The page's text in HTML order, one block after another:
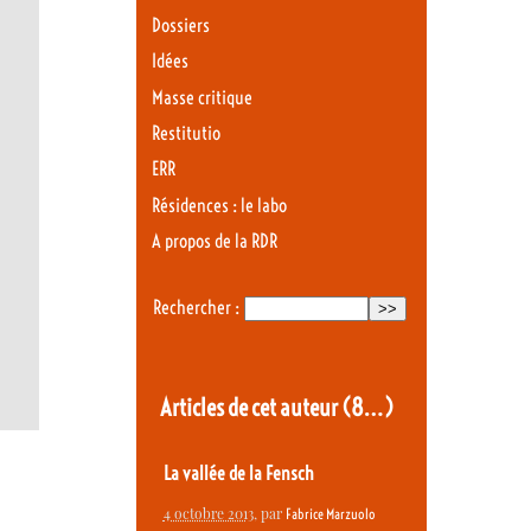
Dossiers
Idées
Masse critique
Restitutio
ERR
Résidences : le labo
A propos de la RDR
Rechercher :
Articles de cet auteur(8…)
La vallée de la Fensch
4 octobre 2013, par Fabrice Marzuolo